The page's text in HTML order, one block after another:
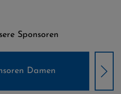
Sponsoren
Damen